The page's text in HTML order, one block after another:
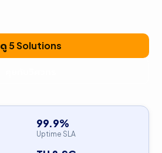
ดู 5 Solutions
99.9%
Uptime SLA